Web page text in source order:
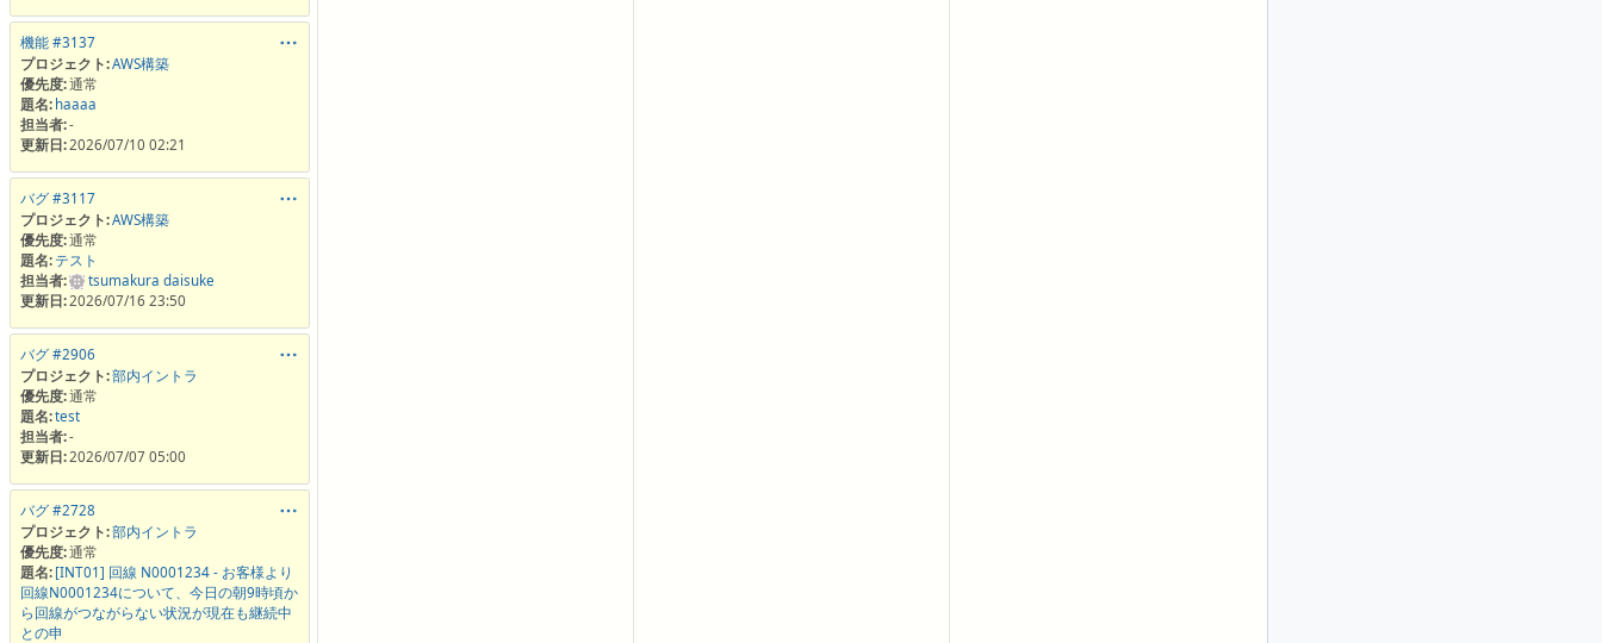
機能 #3137
プロジェクト:AWS構築
優先度:通常
題名:haaaa
担当者:-
更新日:2026/07/10 02:21
バグ #3117
プロジェクト:AWS構築
優先度:通常
題名:テスト
担当者:
tsumakura daisuke
更新日:2026/07/16 23:50
バグ #2906
プロジェクト:部内イントラ
優先度:通常
題名:test
担当者:-
更新日:2026/07/07 05:00
バグ #2728
プロジェクト:部内イントラ
優先度:通常
題名:[INT01] 回線 N0001234 - お客様より
回線N0001234について、今日の朝9時頃か
ら回線がつながらない状況が現在も継続中
との申